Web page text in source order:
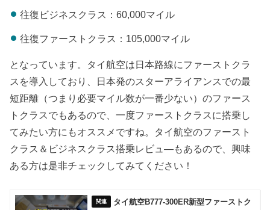
往復ビジネスクラス：60,000マイル
往復ファーストクラス：105,000マイル
となっています。タイ航空は日本路線にファーストクラ
スを導入しており、日本発のスターアライアンスでの最
短距離（つまり必要マイル数が一番少ない）のファース
トクラスでもあるので、一度ファーストクラスに搭乗し
てみたい方にもオススメですね。タイ航空のファースト
クラス＆ビジネスクラス搭乗レビュ―もあるので、興味
ある方は是非チェックしてみてください！
タイ航空B777-300ER新型ファーストク